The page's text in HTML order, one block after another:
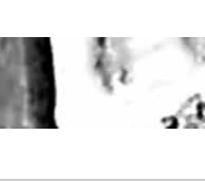
Pre-publication of
#22*
Dec 7, 2025